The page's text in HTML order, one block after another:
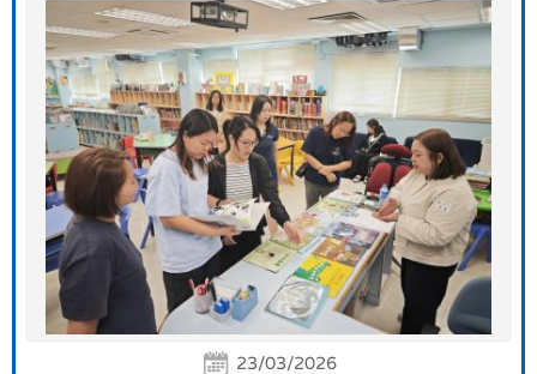
23/03/2026